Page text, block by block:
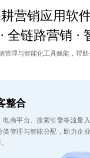
营销应用软
全链路营销 ·
理与智能化工具赋能，帮
整合
电商平台、搜索引擎等流量
类管理与智能分配，助力企